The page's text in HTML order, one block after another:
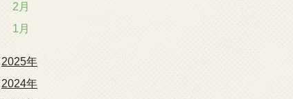
2月
1月
2025年
2024年